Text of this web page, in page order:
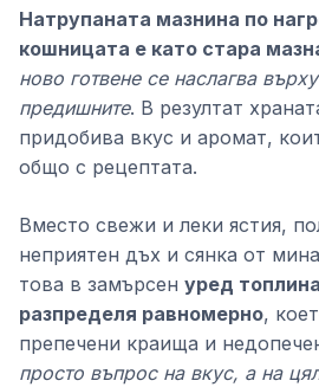
Натрупаната мазнина по
кошницата е като стара
ново готвене се наслагва
предишните. В резултат
придобива вкус и аромат,
общо с рецептата.
Вместо свежи и леки ястия,
неприятен дъх и сянка от
това в замърсен уред
разпределя равномерно,
препечени краища и
просто въпрос на вкус, а на